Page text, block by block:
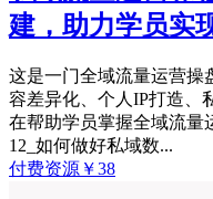
建，助力学员实
这是一门全域流量运营操
容差异化、个人IP打造、
在帮助学员掌握全域流
12_如何做好私域数...
付费资源 ￥38